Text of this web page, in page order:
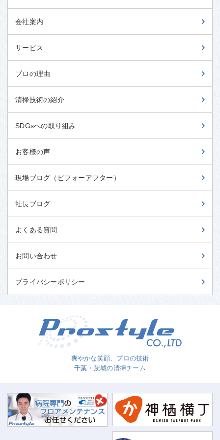
会社案内
サービス
プロの理由
清掃技術の紹介
SDGsへの取り組み
お客様の声
現場ブログ（ビフォーアフター）
社長ブログ
よくある質問
お問い合わせ
プライバシーポリシー
爽やかな笑顔、プロの技術
千葉・茨城の清掃チーム